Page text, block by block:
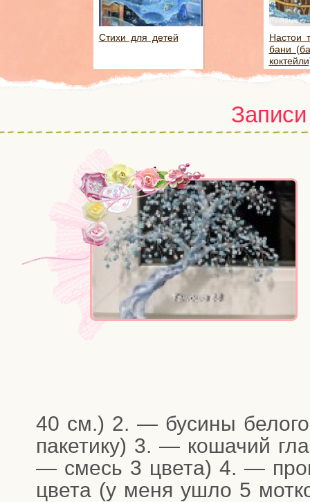
Стихи для детей
Настои
бани
40 см.) 2. — буси­ны бело­го
паке­ти­ку) 3. — коша­чий
— смесь 3 цве­та) 4. —
цве­та (у меня ушло 5